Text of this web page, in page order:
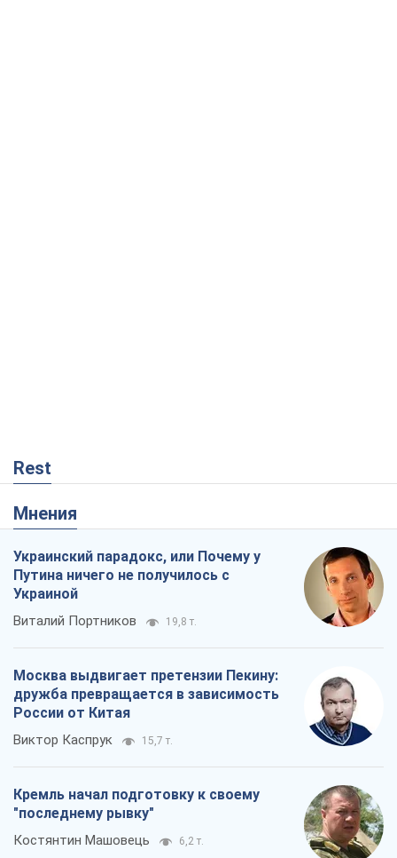
Rest
Мнения
Украинский парадокс, или Почему у
Путина ничего не получилось с
Украиной
Виталий Портников 19,8 т.
Москва выдвигает претензии Пекину:
дружба превращается в зависимость
России от Китая
Виктор Каспрук 15,7 т.
Кремль начал подготовку к своему
"последнему рывку"
Костянтин Машовець 6,2 т.